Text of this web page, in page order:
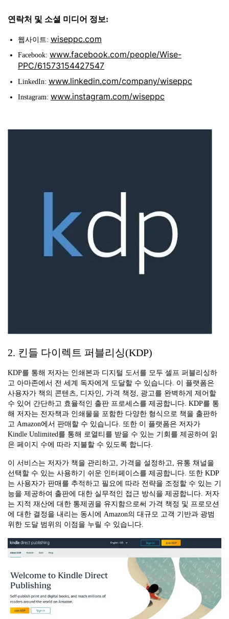
연락처 및 소셜 미디어 정보:
웹사이트: wiseppc.com
Facebook: www.facebook.com/people/Wise-
PPC/61573154427547
LinkedIn: www.linkedin.com/company/wiseppc
Instagram: www.instagram.com/wiseppc
2. 킨들 다이렉트 퍼블리싱(KDP)
KDP를 통해 저자는 인쇄본과 디지털 도서를 모두 셀프 퍼블리싱하
고 아마존에서 전 세계 독자에게 도달할 수 있습니다. 이 플랫폼은
사용자가 책의 콘텐츠, 디자인, 가격 책정, 광고를 완벽하게 제어할
수 있어 간단하고 효율적인 출판 프로세스를 제공합니다. KDP를 통
해 저자는 전자책과 인쇄물을 포함한 다양한 형식으로 책을 출판하
고 Amazon에서 판매할 수 있습니다. 또한 이 플랫폼은 저자가
Kindle Unlimited를 통해 로열티를 받을 수 있는 기회를 제공하여 읽
은 페이지 수에 따라 지불할 수 있도록 합니다.
이 서비스는 저자가 책을 관리하고, 가격을 설정하고, 유통 채널을
선택할 수 있는 사용하기 쉬운 인터페이스를 제공합니다. 또한 KDP
는 사용자가 판매를 추적하고 필요에 따라 전략을 조정할 수 있는 기
능을 제공하여 출판에 대한 실무적인 접근 방식을 제공합니다. 저자
는 지적 재산에 대한 통제권을 유지함으로써 가격 책정 및 프로모션
에 대한 결정을 내리는 동시에 Amazon의 대규모 고객 기반과 광범
위한 도달 범위의 이점을 누릴 수 있습니다.